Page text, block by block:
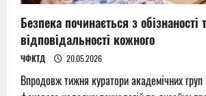
Безпека починається з обізнаності
відповідальності кожного
ЧФКТД 20.05.2026
Впродовж тижня куратори академічних груп